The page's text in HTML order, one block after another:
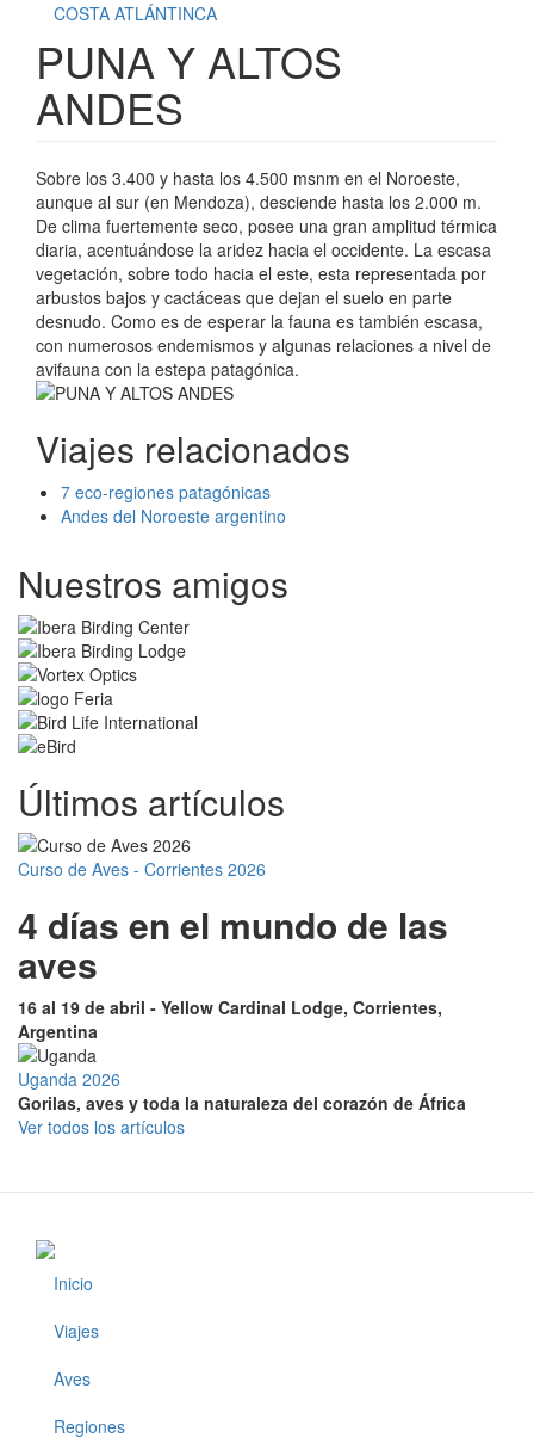
COSTA ATLÁNTINCA
PUNA Y ALTOS
ANDES
Sobre los 3.400 y hasta los 4.500 msnm en el Noroeste,
aunque al sur (en Mendoza), desciende hasta los 2.000 m.
De clima fuertemente seco, posee una gran amplitud térmica
diaria, acentuándose la aridez hacia el occidente. La escasa
vegetación, sobre todo hacia el este, esta representada por
arbustos bajos y cactáceas que dejan el suelo en parte
desnudo. Como es de esperar la fauna es también escasa,
con numerosos endemismos y algunas relaciones a nivel de
avifauna con la estepa patagónica.
Viajes relacionados
7 eco-regiones patagónicas
Andes del Noroeste argentino
Nuestros amigos
Últimos artículos
Curso de Aves - Corrientes 2026
4 días en el mundo de las
aves
16 al 19 de abril - Yellow Cardinal Lodge, Corrientes,
Argentina
Uganda 2026
Gorilas, aves y toda la naturaleza del corazón de África
Ver todos los artículos
Footer
Inicio
Viajes
Aves
Regiones